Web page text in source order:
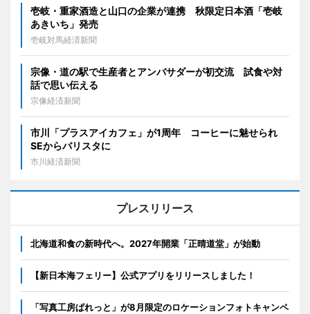
壱岐・重家酒造と山口の企業が連携 秋限定日本酒「壱岐
あきいち」発売
壱岐対馬経済新聞
宗像・道の駅で生産者とアンバサダーが初交流 試食や対
話で思い伝える
宗像経済新聞
市川「プラスアイカフェ」が1周年 コーヒーに魅せられ
SEからバリスタに
市川経済新聞
プレスリリース
北海道和食の新時代へ。2027年開業「正晴道堂」が始動
【新日本海フェリー】公式アプリをリリースしました！
「写真工房ぱれっと」が8月限定のロケーションフォトキャンペ